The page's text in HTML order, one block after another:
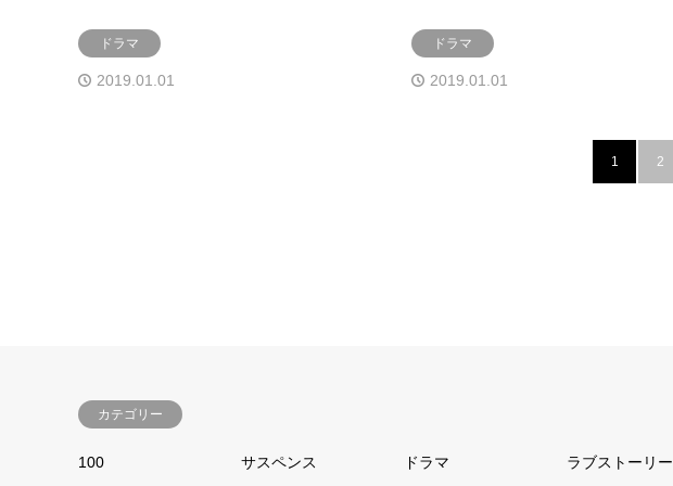
ドラマ
2019.01.01
ドラマ
2019.01.01
1 2
カテゴリー
100 サスペンス ドラマ ラブストーリー